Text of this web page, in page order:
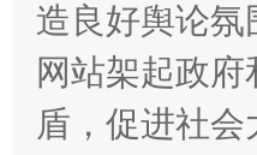
造良好舆论
网站架起政
盾，促进社